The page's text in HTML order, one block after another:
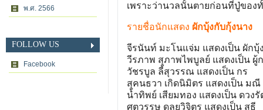
พ.ศ. 2566
FOLLOW US
Facebook
เพราะว่านวลนั้นตายก่อนที่ปู่ของ
รายชื่อนักแสดง ผักบุ้งกับกุ้งนาง
จีรนันท์ มะโนแจ่ม แสดงเป็น ผักบุ้
วีรภาพ สุภาพไพบูลย์ แสดงเป็น ผู้ก
วัชรบูล ลี้สุวรรณ แสดงเป็น กร
สุคนธวา เกิดนิมิตร แสดงเป็น มณี
น้ำทิพย์ เสียมทอง แสดงเป็น ดวง
ศตวรรษ ดุลยวิจิตร แสดงเป็น สุธี